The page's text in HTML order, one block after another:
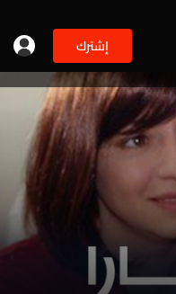
إشترك